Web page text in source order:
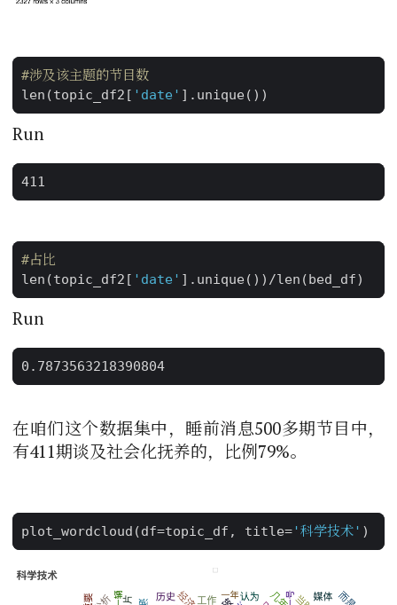
#涉及该主题的节目数
len (topic_df2 [ 'date' ] . unique())
Run
#占比
len (topic_df2 [ 'date' ] . unique()) /len (bed_df)
Run
在咱们这个数据集中，睡前消息500多期节目中，
有411期谈及社会化抚养的，比例79%。
plot_wordcloud (df=topic_df , title= '科学技术' )